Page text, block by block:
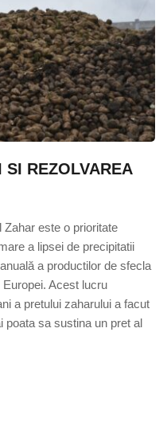
SI REZOLVAREA
este o prioritate
a lipsei de precipitatii
a productilor de sfecla
Acest lucru
a pretului zaharului a facut
poata sa sustina un pret al